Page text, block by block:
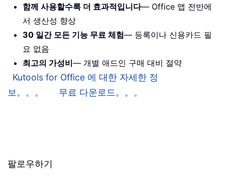
함께 사용할수록 더 효과적입니다— Office 앱 전반에
서 생산성 향상
30 일간 모든 기능 무료 체험— 등록이나 신용카드 필
요 없음
최고의 가성비— 개별 애드인 구매 대비 절약
Kutools for Office 에 대한 자세한 정
보。。。
무료 다운로드。。。
팔로우하기